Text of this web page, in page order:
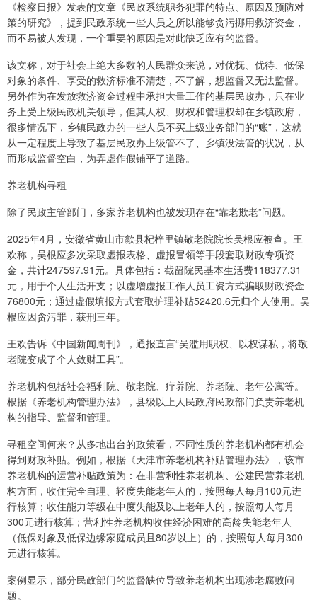
《检察日报》发表的文章《民政系统职务犯罪的特点、原因及预防对
策的研究》，提到民政系统一些人员之所以能够贪污挪用救济资金，
而不易被人发现，一个重要的原因是对此缺乏应有的监督。
该文称，对于社会上绝大多数的人民群众来说，对优抚、优待、低保
对象的条件、享受的救济标准不清楚，不了解，想监督又无法监督。
另外作为在发放救济资金过程中承担大量工作的基层民政办，只在业
务上受上级民政机关领导，但其人权、财权和管理权却在乡镇政府，
很多情况下，乡镇民政办的一些人员不买上级业务部门的“账”，这就
从一定程度上导致了基层民政办上级管不了、乡镇没法管的状况，从
而形成监督空白，为弄虚作假铺平了道路。
养老机构寻租
除了民政主管部门，多家养老机构也被发现存在“靠老欺老”问题。
2025年4月，安徽省黄山市歙县杞梓里镇敬老院院长吴根应被查。王
欢称，吴根应多次采取虚报表格、虚报冒领等手段套取财政专项资
金，共计247597.91元。具体包括：截留院民基本生活费118377.31
元，用于个人生活开支；以虚增虚报工作人员工资方式骗取财政资金
76800元；通过虚假填报方式套取护理补贴52420.6元归个人使用。吴
根应因贪污罪，获刑三年。
王欢告诉《中国新闻周刊》，通报直言“吴滥用职权、以权谋私，将敬
老院变成了个人敛财工具”。
养老机构包括社会福利院、敬老院、疗养院、养老院、老年公寓等。
根据《养老机构管理办法》，县级以上人民政府民政部门负责养老机
构的指导、监督和管理。
寻租空间何来？从多地出台的政策看，不同性质的养老机构都有机会
得到财政补贴。例如，根据《天津市养老机构补贴管理办法》，该市
养老机构的运营补贴政策为：在非营利性养老机构、公建民营养老机
构方面，收住完全自理、轻度失能老年人的，按照每人每月100元进
行核算；收住能力等级在中度失能及以上老年人的，按照每人每月
300元进行核算；营利性养老机构收住经济困难的高龄失能老年人
（低保对象及低保边缘家庭成员且80岁以上）的，按照每人每月300
元进行核算。
案例显示，部分民政部门的监督缺位导致养老机构出现涉老腐败问
题。